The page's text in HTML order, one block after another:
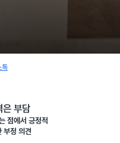
톡
은 부담
점에서 긍정적
부정 의견